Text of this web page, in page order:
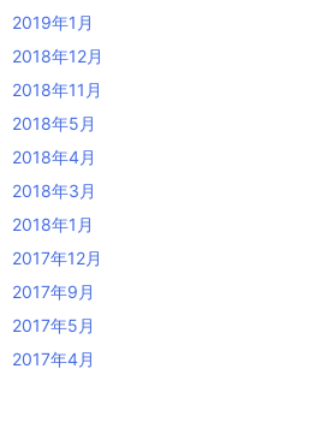
2019年1月
2018年12月
2018年11月
2018年5月
2018年4月
2018年3月
2018年1月
2017年12月
2017年9月
2017年5月
2017年4月